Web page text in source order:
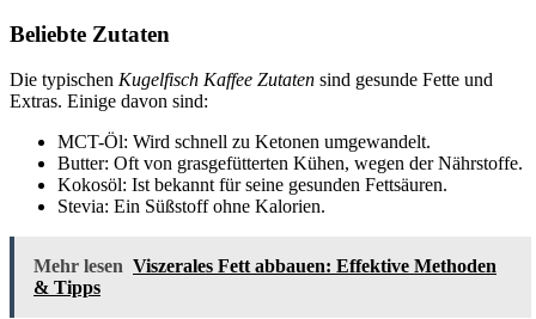
Beliebte Zutaten
Die typischen Kugelfisch Kaffee Zutaten sind gesunde Fette und
Extras. Einige davon sind:
MCT-Öl: Wird schnell zu Ketonen umgewandelt.
Butter: Oft von grasgefütterten Kühen, wegen der Nährstoffe.
Kokosöl: Ist bekannt für seine gesunden Fettsäuren.
Stevia: Ein Süßstoff ohne Kalorien.
Mehr lesen Viszerales Fett abbauen: Effektive Methoden
& Tipps